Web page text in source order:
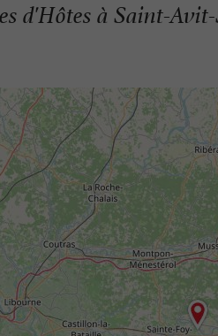
d'Hôtes à Saint-